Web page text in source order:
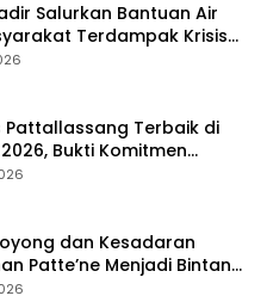
Salurkan Bantuan Air
Terdampak Krisis
Pattallassang Terbaik di
Bukti Komitmen
Kesehatan Berkualitas
dan Kesadaran
Patte’ne Menjadi Bintang